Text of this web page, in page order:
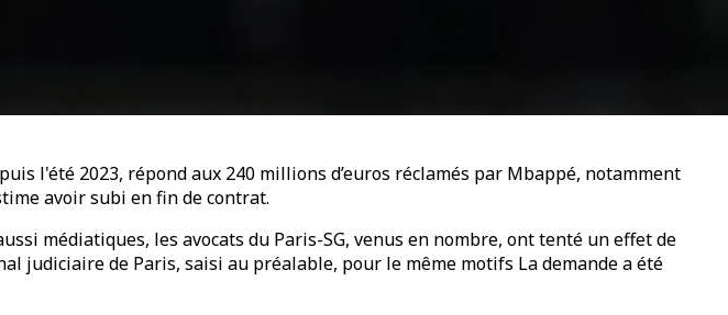
l'été 2023, répond aux 240 millions d’euros réclamés par Mbappé, notamment
avoir subi en fin de contrat.
médiatiques, les avocats du Paris-SG, venus en nombre, ont tenté un effet de
judiciaire de Paris, saisi au préalable, pour le même motifs La demande a été